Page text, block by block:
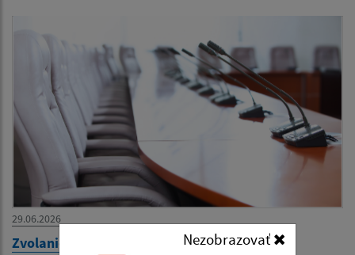
Nezobrazovať
29.06.2026
Zvolanie 39. zasadnutia OZ na 30.06.2026